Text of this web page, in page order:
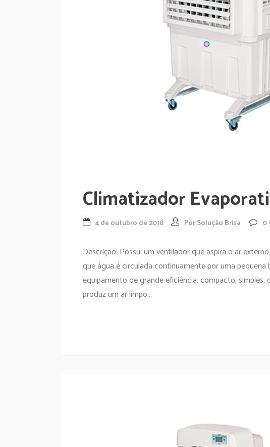
Climatizador
4 de outubro de 2018 PorSolução Brisa 0
Descrição: Possui um ventilador que aspira o ar
que água é circulada continuamente por uma
equipamento de grande eficiência, compacto,
produz um ar limpo...